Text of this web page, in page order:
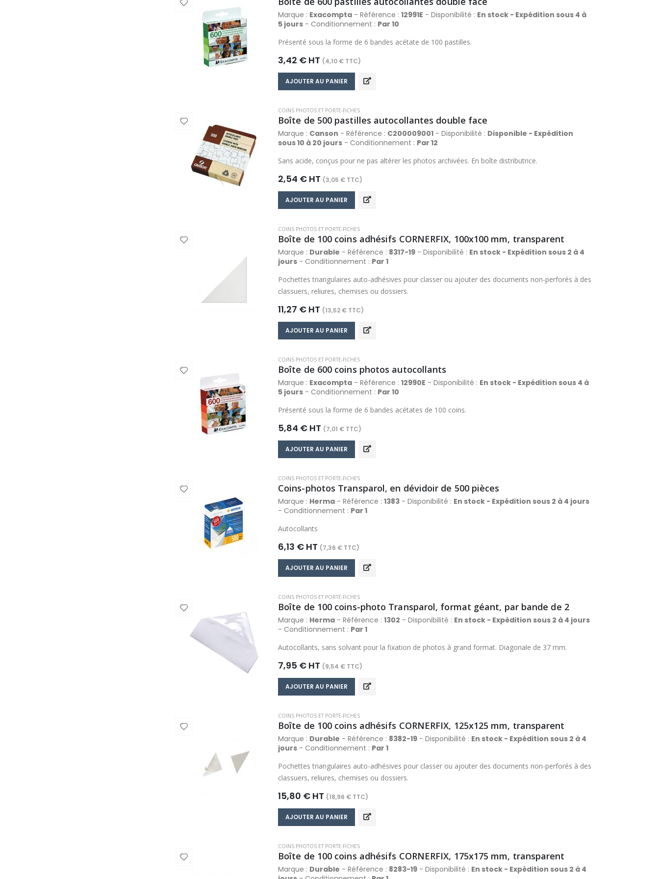
et la décoration.
Marque : Exacompta - Référence : 12991E - Disponibilité : En stock - Expédition sous 4 à
5 jours - Conditionnement : Par 10
Présenté sous la forme de 6 bandes acétate de 100 pastilles.
3,42 € HT (4,10 € TTC)
AJOUTER AU PANIER
COINS PHOTOS ET PORTE-FICHES
Boîte de 500 pastilles autocollantes double face
Marque : Canson - Référence : C200009001 - Disponibilité : Disponible - Expédition
sous 10 à 20 jours - Conditionnement : Par 12
Sans acide, conçus pour ne pas altérer les photos archivées. En boîte distributrice.
2,54 € HT (3,05 € TTC)
AJOUTER AU PANIER
COINS PHOTOS ET PORTE-FICHES
Boîte de 100 coins adhésifs CORNERFIX, 100x100 mm, transparent
Marque : Durable - Référence : 8317-19 - Disponibilité : En stock - Expédition sous 2 à 4
jours - Conditionnement : Par 1
Pochettes triangulaires auto-adhésives pour classer ou ajouter des documents non-perforés à des
classuers, reliures, chemises ou dossiers.
11,27 € HT (13,52 € TTC)
AJOUTER AU PANIER
COINS PHOTOS ET PORTE-FICHES
Boîte de 600 coins photos autocollants
Marque : Exacompta - Référence : 12990E - Disponibilité : En stock - Expédition sous 4 à
5 jours - Conditionnement : Par 10
Présenté sous la forme de 6 bandes acétates de 100 coins.
5,84 € HT (7,01 € TTC)
AJOUTER AU PANIER
COINS PHOTOS ET PORTE-FICHES
Coins-photos Transparol, en dévidoir de 500 pièces
Marque : Herma - Référence : 1383 - Disponibilité : En stock - Expédition sous 2 à 4 jours
- Conditionnement : Par 1
Autocollants
6,13 € HT (7,36 € TTC)
AJOUTER AU PANIER
COINS PHOTOS ET PORTE-FICHES
Boîte de 100 coins-photo Transparol, format géant, par bande de 2
Marque : Herma - Référence : 1302 - Disponibilité : En stock - Expédition sous 2 à 4 jours
- Conditionnement : Par 1
Autocollants, sans solvant pour la fixation de photos à grand format. Diagonale de 37 mm.
7,95 € HT (9,54 € TTC)
AJOUTER AU PANIER
COINS PHOTOS ET PORTE-FICHES
Boîte de 100 coins adhésifs CORNERFIX, 125x125 mm, transparent
Marque : Durable - Référence : 8382-19 - Disponibilité : En stock - Expédition sous 2 à 4
jours - Conditionnement : Par 1
Pochettes triangulaires auto-adhésives pour classer ou ajouter des documents non-perforés à des
classuers, reliures, chemises ou dossiers.
15,80 € HT (18,96 € TTC)
AJOUTER AU PANIER
COINS PHOTOS ET PORTE-FICHES
Boîte de 100 coins adhésifs CORNERFIX, 175x175 mm, transparent
Marque : Durable - Référence : 8283-19 - Disponibilité : En stock - Expédition sous 2 à 4